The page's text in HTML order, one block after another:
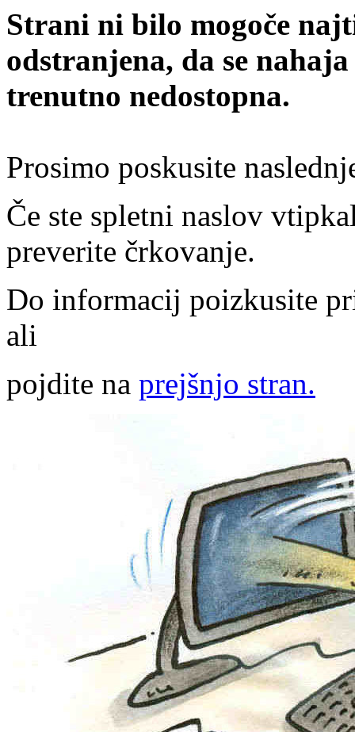
Strani ni bilo mogoče
odstranjena, da se
trenutno nedostopna.
Prosimo poskusite
Če ste spletni naslov
preverite črkovanje.
Do informacij poizkusite
ali
pojdite na prejšnjo stran.